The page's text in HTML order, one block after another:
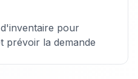
pour
prévoir la demande